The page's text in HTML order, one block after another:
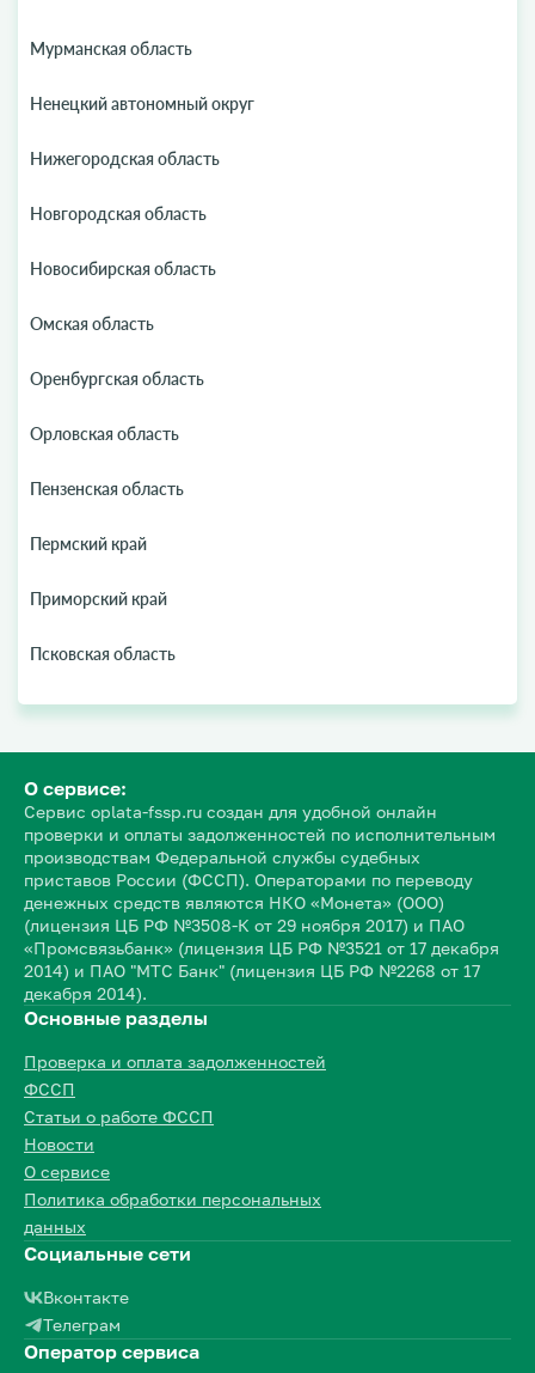
Мурманская область
Ненецкий автономный округ
Нижегородская область
Новгородская область
Новосибирская область
Омская область
Оренбургская область
Орловская область
Пензенская область
Пермский край
Приморский край
Псковская область
О сервисе:
Сервис oplata-fssp.ru создан для удобной онлайн
проверки и оплаты задолженностей по исполнительным
производствам Федеральной службы судебных
приставов России (ФССП). Операторами по переводу
денежных средств являются НКО «Монета» (ООО)
(лицензия ЦБ РФ №3508-К от 29 ноября 2017) и ПАО
«Промсвязьбанк» (лицензия ЦБ РФ №3521 от 17 декабря
2014) и ПАО "МТС Банк" (лицензия ЦБ РФ №2268 от 17
декабря 2014).
Основные разделы
Проверка и оплата задолженностей
ФССП
Статьи о работе ФССП
Новости
О сервисе
Политика обработки персональных
данных
Социальные сети
Вконтакте
Телеграм
Оператор сервиса